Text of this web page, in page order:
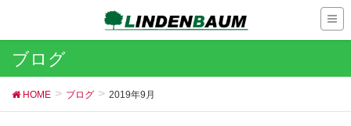
ブログ
HOME ブログ 2019年9月